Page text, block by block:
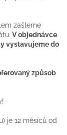
zašleme
V objednávce
vystavujeme do
způsob
je 12 měsíců od